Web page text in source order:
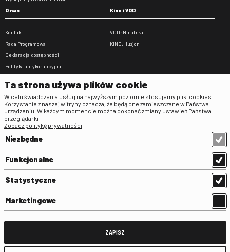
O nas
Kontakt
Rada Programowa
Deklaracja dostępności
Polityka antykorupcyjna
Zamówienia publiczne
Praca w FINA
Kino i VOD
VOD: Ninateka
KINO: Iluzjon
Regulaminy
Klauzula informacyjna RODO
Regulamin użytkowania parkingu
Standardy ochrony małoletnich
Regulamin kina Iluzjon
Ta strona używa plików cookie
W celu świadczenia usług na najwyższym poziomie stosujemy pliki cookies.
Korzystanie z naszej witryny oznacza, że będą one zamieszczane w Państwa
urządzeniu. W każdym momencie można dokonać zmiany ustawień Państwa
przeglądarki
Zobacz politykę prywatności
Niezbędne
Funkcjonalne
Statystyczne
Marketingowe
ZAPISZ